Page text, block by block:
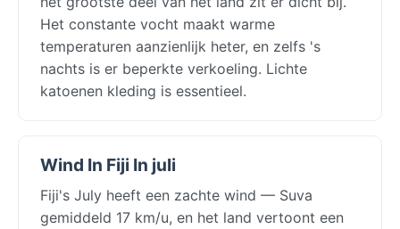
Het constante vocht maakt warme
temperaturen aanzienlijk heter, en zelfs 's
nachts is er beperkte verkoeling. Lichte
katoenen kleding is essentieel.
Wind In Fiji In juli
Fiji's July heeft een zachte wind — Suva
gemiddeld 17 km/u, en het land vertoont een